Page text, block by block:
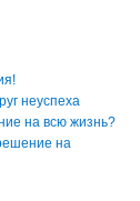
неуспеха
на всю жизнь?
на